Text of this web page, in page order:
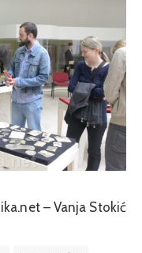
– Vanja Stokić